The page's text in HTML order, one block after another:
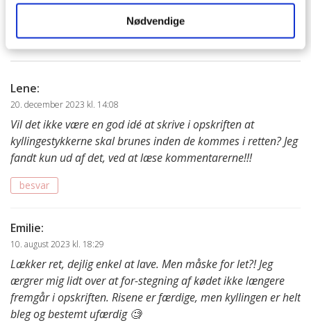
Nødvendige
45 KOMMENTARER
Lene:
20. december 2023 kl. 14:08
Vil det ikke være en god idé at skrive i opskriften at
kyllingestykkerne skal brunes inden de kommes i retten? Jeg
fandt kun ud af det, ved at læse kommentarerne!!!
besvar
Emilie:
10. august 2023 kl. 18:29
Lækker ret, dejlig enkel at lave. Men måske for let?! Jeg
ærgrer mig lidt over at for-stegning af kødet ikke længere
fremgår i opskriften. Risene er færdige, men kyllingen er helt
bleg og bestemt ufærdig 🧐